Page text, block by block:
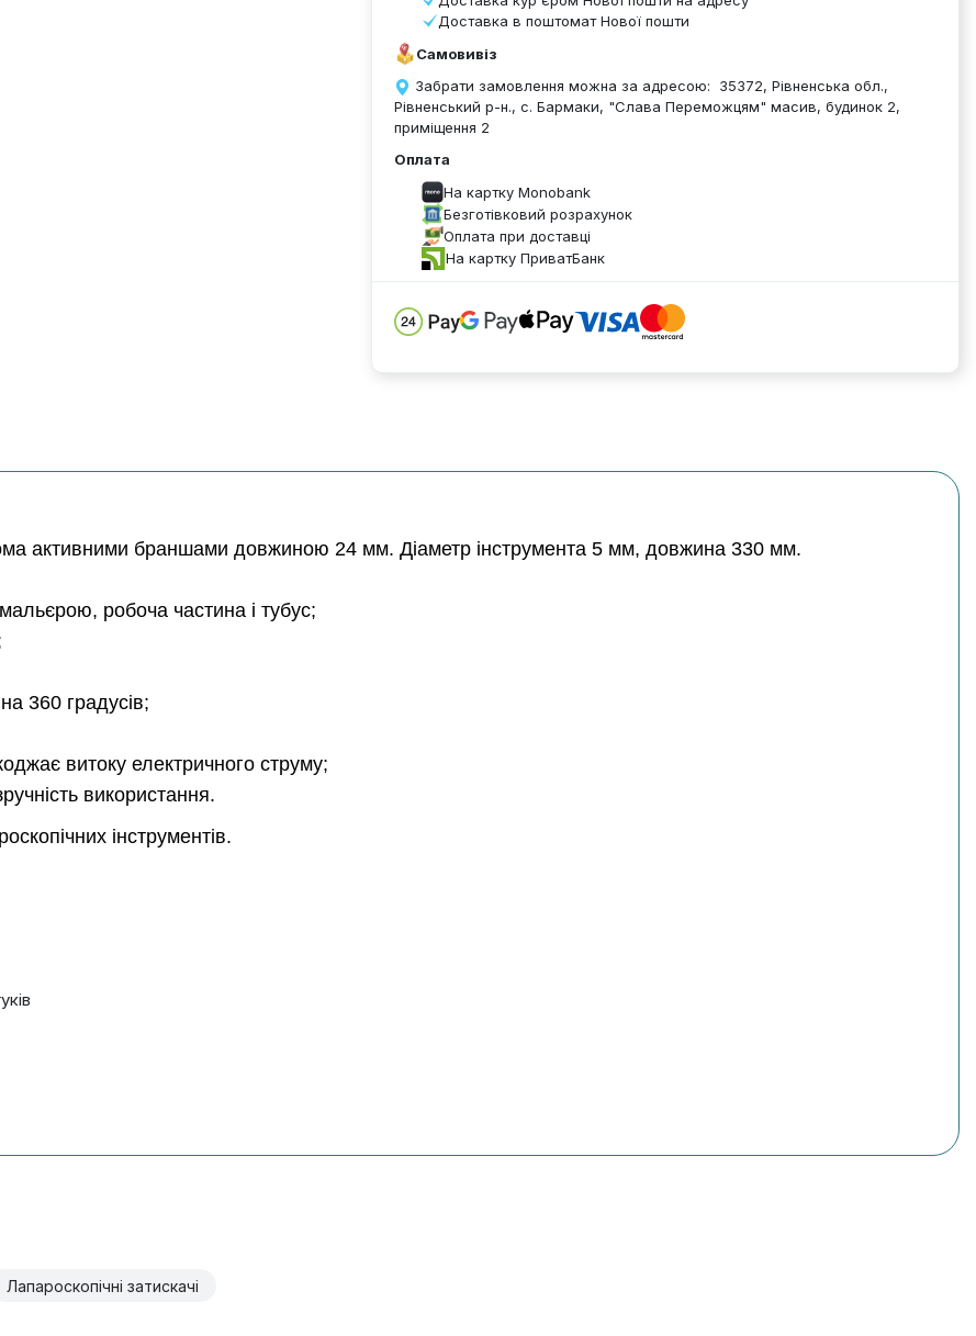
Доставка в поштомат Нової пошти
Самовивіз
Забрати замовлення можна за адресою: 35372, Рівненська обл.,
Рівненський р-н., с. Бармаки, "Слава Переможцям" масив, будинок 2,
приміщення 2
Оплата
На картку Monobank
Безготівковий розрахунок
Оплата при доставці
На картку ПриватБанк
активними браншами довжиною 24 мм. Діаметр інструмента 5 мм, довжина 330 мм.
робоча частина і тубус;
360 градусів;
витоку електричного струму;
використання.
інструментів.
Лапароскопічні затискачі